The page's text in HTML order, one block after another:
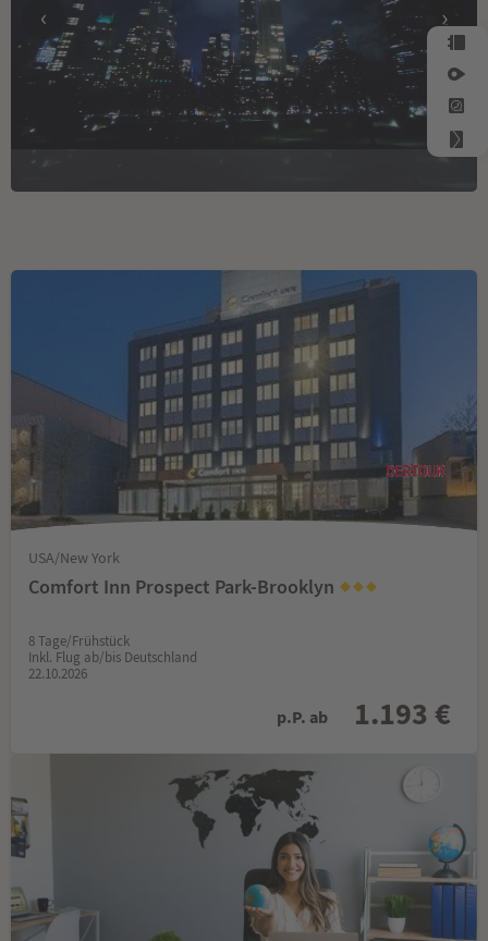
‹ ›
USA/New York
Comfort Inn Prospect Park-Brooklyn
8 Tage/Frühstück
Inkl. Flug ab/bis Deutschland
22.10.2026
p.P. ab 1.193 €